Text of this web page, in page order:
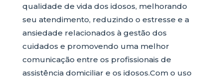
qualidade de vida dos idosos, melhorando
seu atendimento, reduzindo o estresse e a
ansiedade relacionados à gestão dos
cuidados e promovendo uma melhor
comunicação entre os profissionais de
assistência domiciliar e os idosos.Com o uso